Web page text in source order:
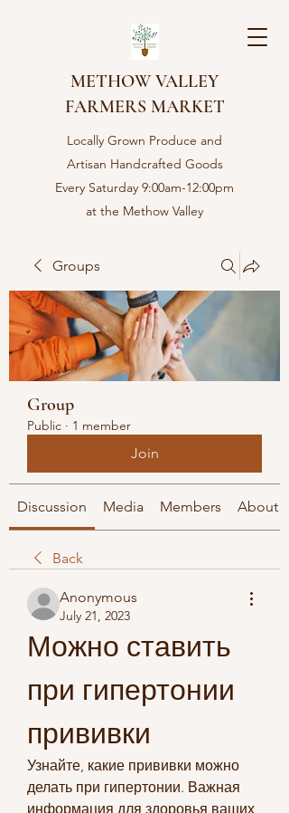
METHOW VALLEY
FARMERS MARKET
Locally Grown Produce and
Artisan Handcrafted Goods
Every Saturday 9:00am-12:00pm
at the Methow Valley
Groups
Group
Public · 1 member
Join
Discussion Media Members About
Back
Anonymous
July 21, 2023
Можно ставить
при гипертонии
прививки
Узнайте, какие прививки можно
делать при гипертонии. Важная
информация для здоровья ваших